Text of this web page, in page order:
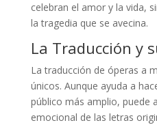
celebran el amor y la vida,
la tragedia que se avecina.
La Traducción y
La traducción de óperas a
únicos. Aunque ayuda a
público más amplio, puede
emocional de las letras